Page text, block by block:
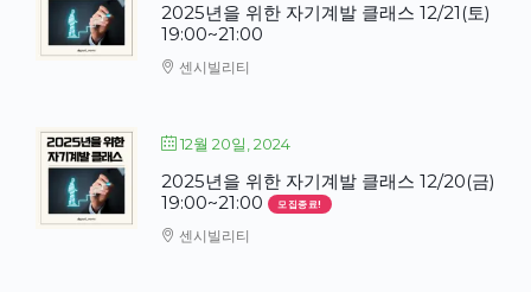
2025년을 위한 자기계발 클래스 12/21(토)
19:00~21:00
센시빌리티
12월 20일, 2024
2025년을 위한 자기계발 클래스 12/20(금)
19:00~21:00
모집종료!
센시빌리티